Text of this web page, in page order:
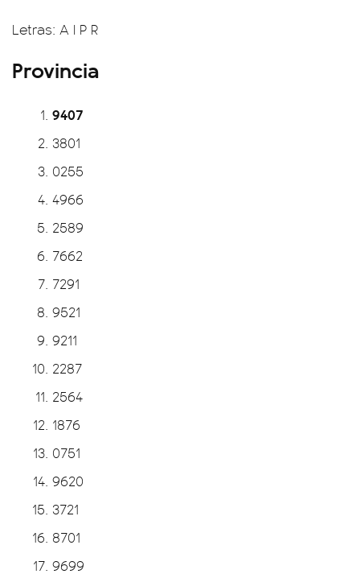
Letras: A I P R
Provincia
9407
3801
0255
4966
2589
7662
7291
9521
9211
2287
2564
1876
0751
9620
3721
8701
9699